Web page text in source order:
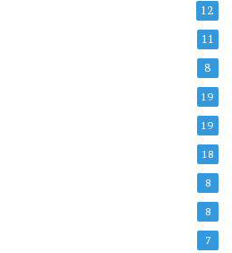
12
11
8
19
19
18
8
8
7